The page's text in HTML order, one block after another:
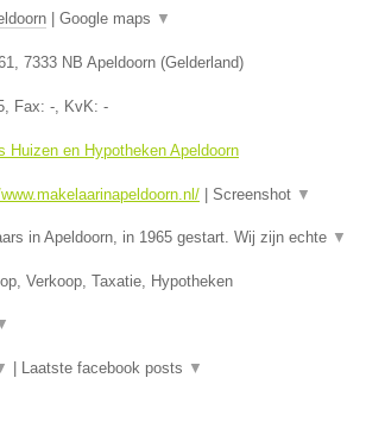
Google maps ▼
, 7333 NB Apeldoorn (Gelderland)
, Fax: -, KvK: -
Huizen en Hypotheken Apeldoorn
Screenshot ▼
in Apeldoorn, in 1965 gestart. Wij zijn echte ▼
Verkoop, Taxatie, Hypotheken
Laatste facebook posts ▼